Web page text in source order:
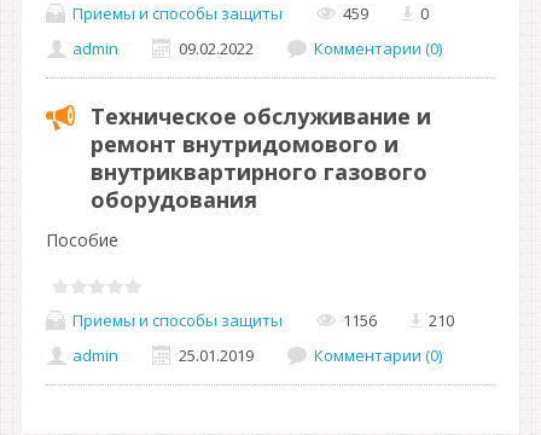
Приемы и способы защиты 459
0
admin
09.02.2022 Комментарии (0)
Техническое обслуживание и
ремонт внутридомового и
внутриквартирного газового
оборудования
Пособие
Приемы и способы защиты 1156
210
admin
25.01.2019 Комментарии (0)